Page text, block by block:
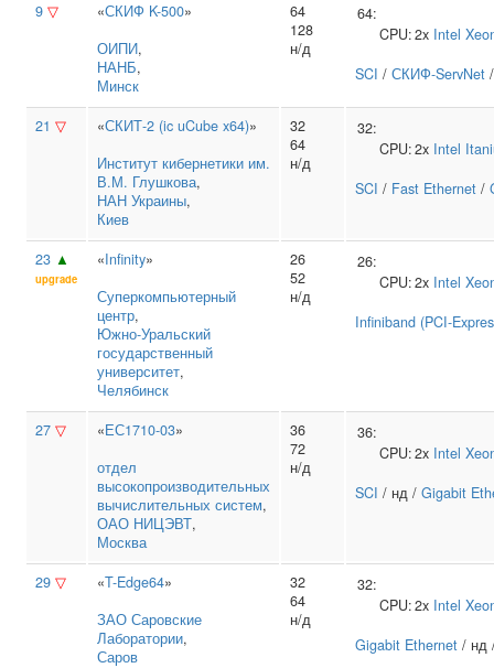
9 ▽ «СКИФ K-500»
ОИПИ,
НАНБ,
Минск
64
128
н/д
64:
CPU:2x Intel
SCI / СКИФ-ServNet
21 ▽ «СКИТ-2 (ic uCube x64)»
Институт кибернетики им.
В.М. Глушкова,
НАН Украины,
Киев
32
64
н/д
32:
CPU:2x Intel
SCI / Fast Ethernet /
23 ▲
upgrade
«Infinity»
Суперкомпьютерный
центр,
Южно‑Уральский
государственный
университет,
Челябинск
26
52
н/д
26:
CPU:2x Intel
Infiniband (PCI-
27 ▽ «ЕС1710-03»
отдел
высокопроизводительных
вычислительных систем,
ОАО НИЦЭВТ,
Москва
36
72
н/д
36:
CPU:2x Intel
SCI / нд / Gigabit
29 ▽ «T-Edge64»
ЗАО Саровские
Лаборатории,
Саров
32
64
н/д
32:
CPU:2x Intel
Gigabit Ethernet /